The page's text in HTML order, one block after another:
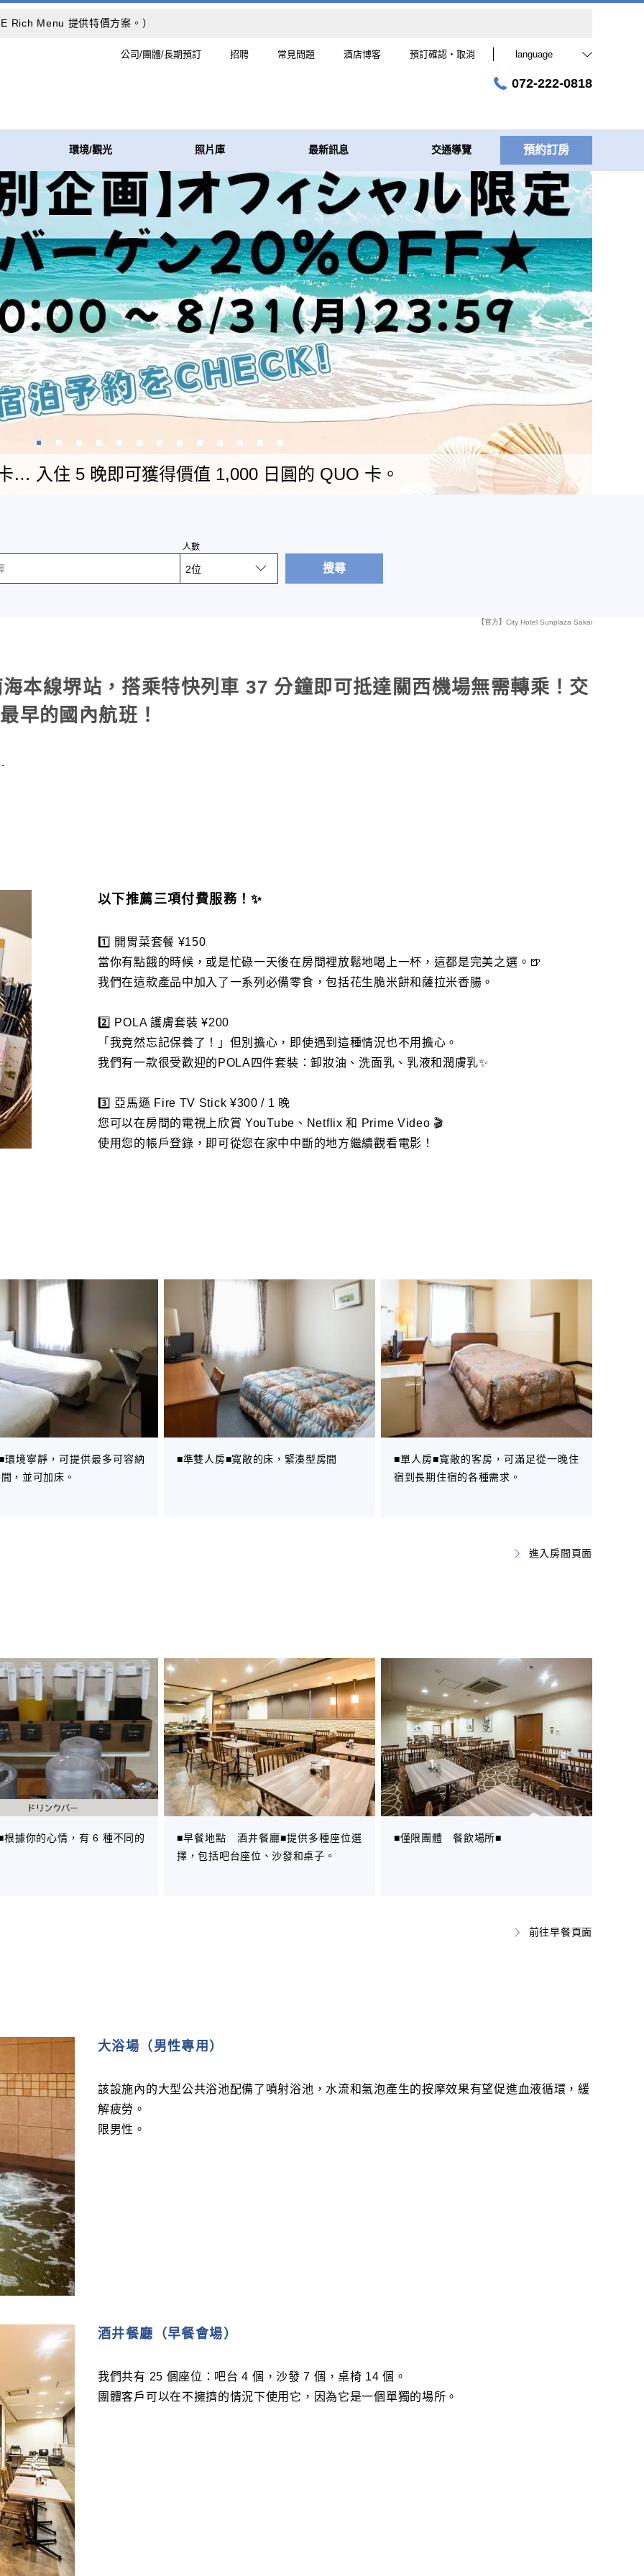
Rich Menu 提供特價方案。）
公司/團體/長期預訂 招聘 常見問題 酒店博客 預訂確認・取消 language
072-222-0818
環境/觀光 照片庫 最新訊息 交通導覽 預約訂房
… 入住 5 晚即可獲得價值 1,000 日圓的 QUO 卡。
人數
搜尋
【官方】City Hotel Sunplaza Sakai
本線堺站，搭乘特快列車 37 分鐘即可抵達關西機場無需轉乘！交
早的國內航班！
以下推薦三項付費服務！✨
1️⃣ 開胃菜套餐 ¥150
當你有點餓的時候，或是忙碌一天後在房間裡放鬆地喝上一杯，這都是完美之選。🍺
我們在這款產品中加入了一系列必備零食，包括花生脆米餅和薩拉米香腸。
2️⃣ POLA 護膚套裝 ¥200
「我竟然忘記保養了！」但別擔心，即使遇到這種情況也不用擔心。
我們有一款很受歡迎的POLA四件套裝：卸妝油、洗面乳、乳液和潤膚乳✨
3️⃣ 亞馬遜 Fire TV Stick ¥300 / 1 晚
您可以在房間的電視上欣賞 YouTube、Netflix 和 Prime Video 🎬
使用您的帳戶登錄，即可從您在家中中斷的地方繼續觀看電影！
環境寧靜，可提供最多可容納
，並可加床。
■準雙人房■寬敞的床，緊湊型房間
■單人房■寬敞的客房，可滿足從一晚住
宿到長期住宿的各種需求。
進入房間頁面
根據你的心情，有 6 種不同的
■早餐地點 酒井餐廳■提供多種座位選
擇，包括吧台座位、沙發和桌子。
■僅限團體 餐飲場所■
前往早餐頁面
大浴場（男性專用）
該設施內的大型公共浴池配備了噴射浴池，水流和氣泡產生的按摩效果有望促進血液循環，緩
解疲勞。
限男性。
酒井餐廳（早餐會場）
我們共有 25 個座位：吧台 4 個，沙發 7 個，桌椅 14 個。
團體客戶可以在不擁擠的情況下使用它，因為它是一個單獨的場所。